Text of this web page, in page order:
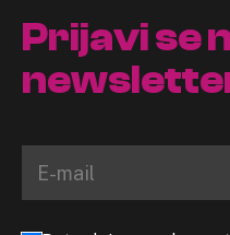
Prijavi se